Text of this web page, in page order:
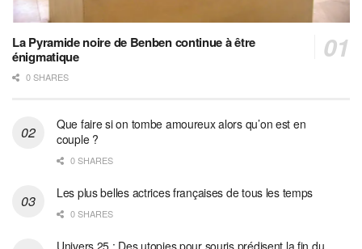
La Pyramide noire de Benben continue à être
énigmatique
0 SHARES
Que faire si on tombe amoureux alors qu’on est en
couple ?
0 SHARES
Les plus belles actrices françaises de tous les temps
0 SHARES
Univers 25 : Des utopies pour souris prédisent la fin du